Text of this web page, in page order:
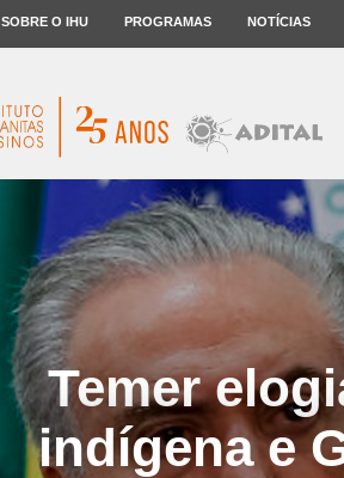
SOBRE O IHU PROGRAMAS NOTÍCIAS
Temer
indígena e